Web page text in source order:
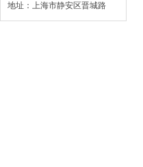
地址：上海市静安区晋城路